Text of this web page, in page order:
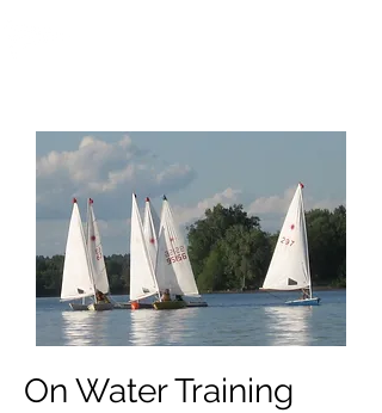
On Water Training